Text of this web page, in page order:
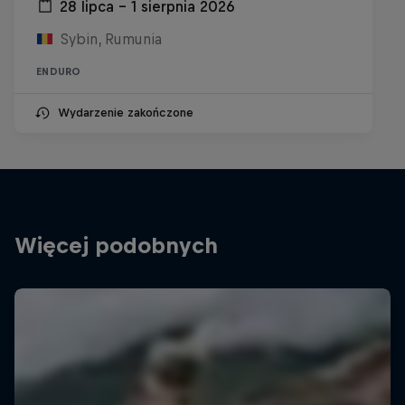
28 lipca – 1 sierpnia 2026
Sybin, Rumunia
ENDURO
Wydarzenie zakończone
Więcej podobnych